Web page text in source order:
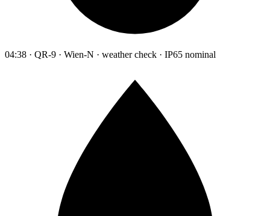
04:38 · QR-9 · Wien-N · weather check · IP65 nominal